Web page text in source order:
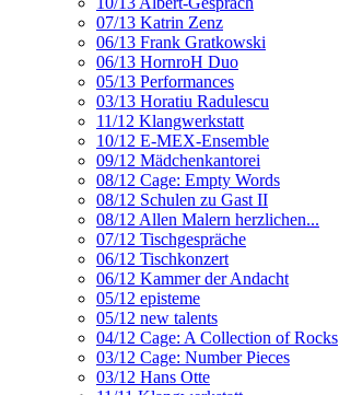
07/13 Katrin Zenz
06/13 Frank Gratkowski
06/13 HornroH Duo
05/13 Performances
03/13 Horatiu Radulescu
11/12 Klangwerkstatt
10/12 E-MEX-Ensemble
09/12 Mädchenkantorei
08/12 Cage: Empty Words
08/12 Schulen zu Gast II
08/12 Allen Malern herzlichen...
07/12 Tischgespräche
06/12 Tischkonzert
06/12 Kammer der Andacht
05/12 episteme
05/12 new talents
04/12 Cage: A Collection of Rocks
03/12 Cage: Number Pieces
03/12 Hans Otte